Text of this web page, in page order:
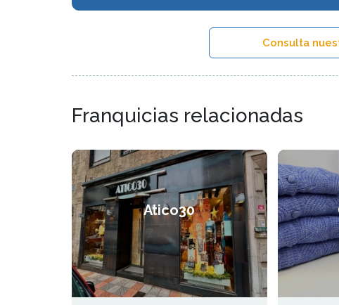
Consulta
Franquicias relacionadas
Atico30